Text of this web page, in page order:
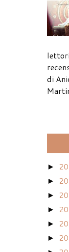
di
►
►
►
►
►
►